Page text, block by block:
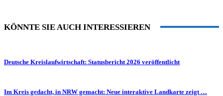
KÖNNTE SIE AUCH INTERESSIEREN
Deutsche Kreislaufwirtschaft: Statusbericht 2026 veröffentlicht
Im Kreis gedacht, in NRW gemacht: Neue interaktive Landkarte zeigt …